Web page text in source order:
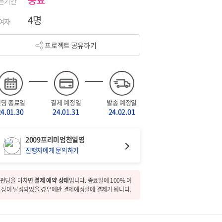
자 4명
프로젝트 공유하기
종료일 결제 예정일
24.01.31
발송 예정일
24.02.01
2009프리미엄천일염
진행자에게 문의하기
펀딩을 마치면결제 예약 상태입니다. 종료일에 100% 이
상이 달성되었을 경우에만 결제예정일에 결제가 됩니다.